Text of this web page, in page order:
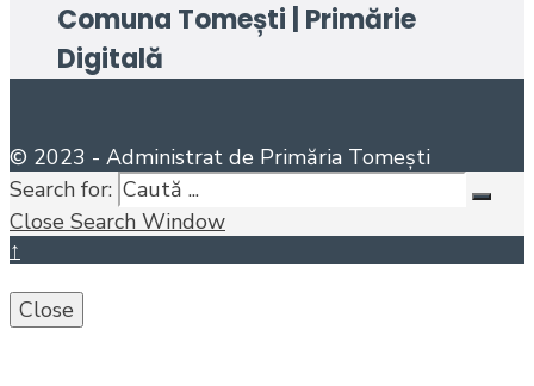
Comuna Tomești | Primărie
Digitală
© 2023 - Administrat de Primăria Tomești
Search for:
Close Search Window
↑
Close